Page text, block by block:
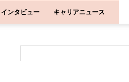
インタビュー キャリアニュース